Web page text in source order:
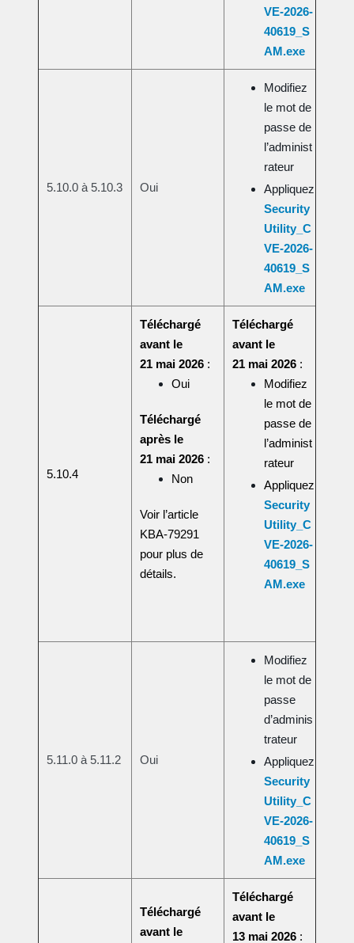
VE-2026-
40619_S
AM.exe
5.10.0 à 5.10.3 Oui
Modifiez
le mot de
passe de
l’administ
rateur
Appliquez
Security
Utility_C
VE-2026-
40619_S
AM.exe
5.10.4
Téléchargé
avant le
21 mai 2026 :
Oui
Téléchargé
après le
21 mai 2026 :
Non
Voir l’article
KBA-79291
pour plus de
détails.
Téléchargé
avant le
21 mai 2026 :
Modifiez
le mot de
passe de
l’administ
rateur
Appliquez
Security
Utility_C
VE-2026-
40619_S
AM.exe
5.11.0 à 5.11.2 Oui
Modifiez
le mot de
passe
d’adminis
trateur
Appliquez
Security
Utility_C
VE-2026-
40619_S
AM.exe
Téléchargé
avant le
Téléchargé
avant le
13 mai 2026 :